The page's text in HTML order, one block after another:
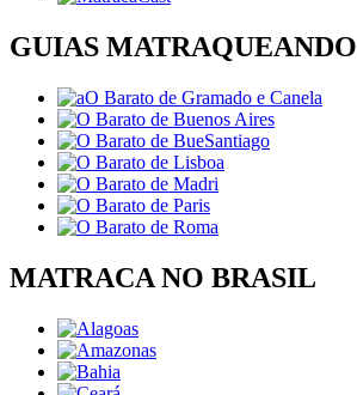
GUIAS MATRAQUEANDO
MATRACA NO BRASIL